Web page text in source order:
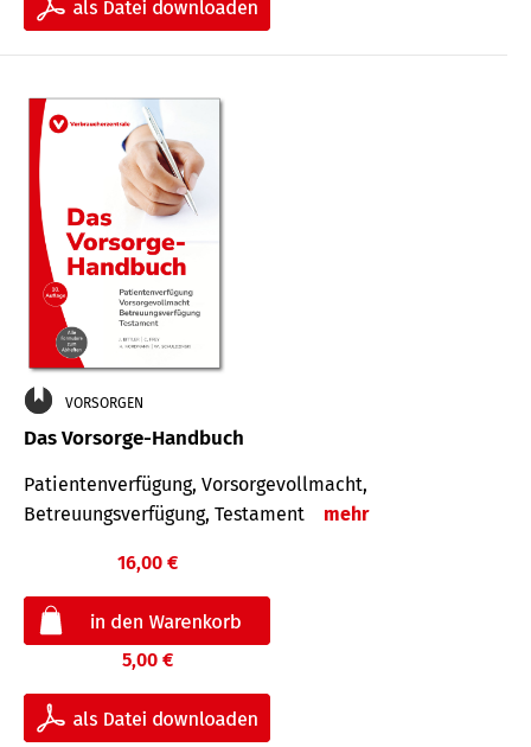
VORSORGEN
Das Vorsorge-Handbuch
Patientenverfügung, Vorsorgevollmacht,
Betreuungsverfügung, Testament
mehr
16,00 €
5,00 €